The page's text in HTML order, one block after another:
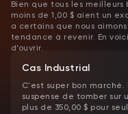
Bien que tous les meilleurs
moins de 1,00 $ aient un
a certains que nous
tendance à revenir. En
d’ouvrir.
Cas Industrial
C'est super bon marché.
suspense de tomber sur
plus de 350,00 $ pour